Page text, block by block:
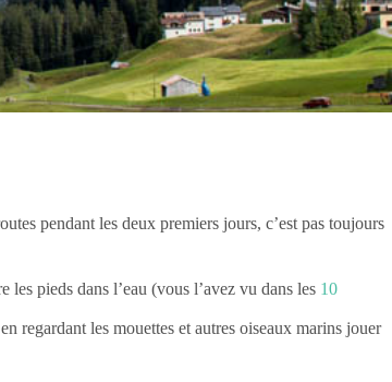
pendant les deux premiers jours, c’est pas toujours
pieds dans l’eau (vous l’avez vu dans les 10
regardant les mouettes et autres oiseaux marins jouer